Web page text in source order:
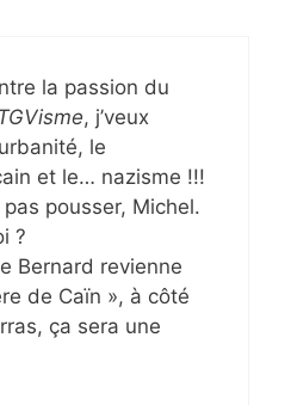
la passion du
, j’veux
le
et le… nazisme !!!
pousser, Michel.
?
Bernard revienne
de Caïn », à côté
ça sera une